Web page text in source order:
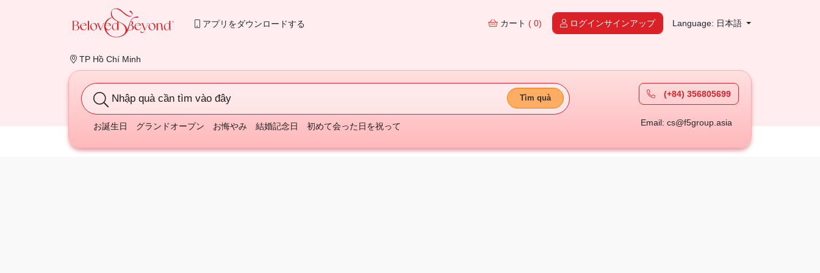
アプリをダウンロードする
TP Hồ Chí Minh
カート ( 0) ログインサインアップ Language: 日本語
Nhập quà cần tìm vào đây Tìm quà
お誕生日 グランドオープン お悔やみ 結婚記念日 初めて会った日を祝って
(+84) 356805699
Email: cs@f5group.asia